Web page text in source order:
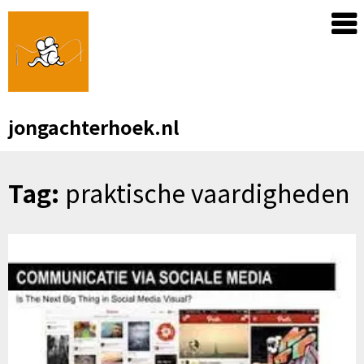
Skip
content
jongachterhoek.nl
Tag: praktische vaardigheden